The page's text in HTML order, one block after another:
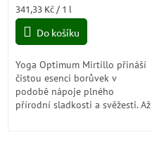
5,0
5
Měrná
cena:
341,33 Kč / 1 l
Do košíku
Yoga Optimum Mirtillo přináší
čistou esenci borůvek v
podobě nápoje plného
přírodní sladkosti a svěžesti. Až